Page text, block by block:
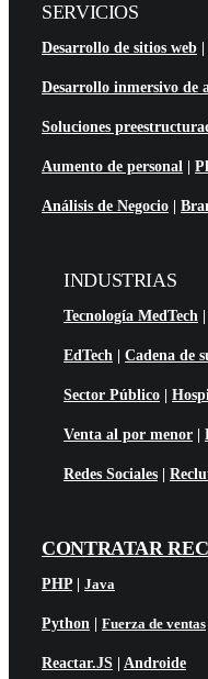
SERVICIOS
Desarrollo de sitios web|
Desarrollo inmersivo de
Soluciones
Aumento de personal|
Análisis de Negocio|
INDUSTRIAS
Tecnología MedTech|
EdTech| Cadena de
Sector Público|
Venta al por menor|
Redes Sociales|
CONTRATAR
PHP| Java
Python| Fuerza de ventas
Reactar.JS| Androide